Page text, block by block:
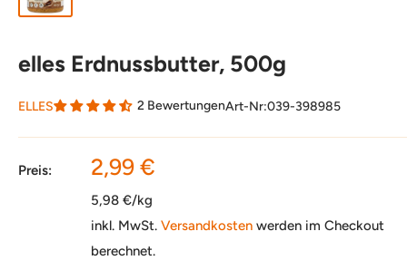
elles Erdnussbutter, 500g
ELLES 2 BewertungenArt-Nr:039-398985
Preis: Sonderpreis
2,99 €
5,98 €/kg
inkl. MwSt. Versandkosten werden im Checkout
berechnet.